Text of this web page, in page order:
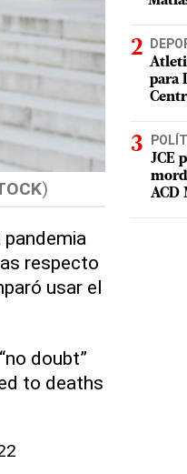
)
respecto
usar el
doubt”
to deaths
para
JCE
ACD